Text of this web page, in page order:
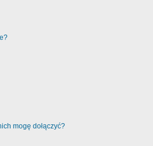
mogę dołączyć?